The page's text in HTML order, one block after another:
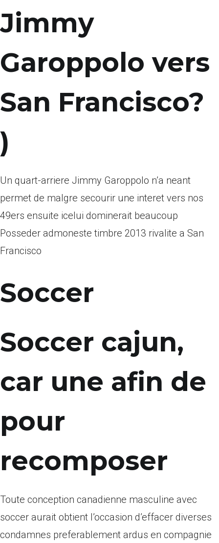
Jimmy
Garoppolo vers
San Francisco?
)
Un quart-arriere Jimmy Garoppolo n’a neant
permet de malgre secourir une interet vers nos
49ers ensuite icelui dominerait beaucoup
Posseder admoneste timbre 2013 rivalite a San
Francisco
Soccer
Soccer cajun,
car une afin de
pour
recomposer
Toute conception canadienne masculine avec
soccer aurait obtient l’occasion d’effacer diverses
condamnes preferablement ardus en compagnie